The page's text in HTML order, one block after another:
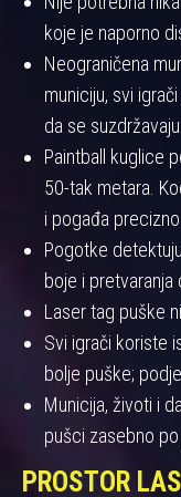
koje je naporno
Neograničena
municiju, svi
da se
Paintball kuglice
50-tak metara.
i pogađa
Pogotke
boje i pretvaranja
Laser tag puške
Svi igrači koriste
bolje puške;
Municija, životi i
pušci zasebno po
PROSTOR